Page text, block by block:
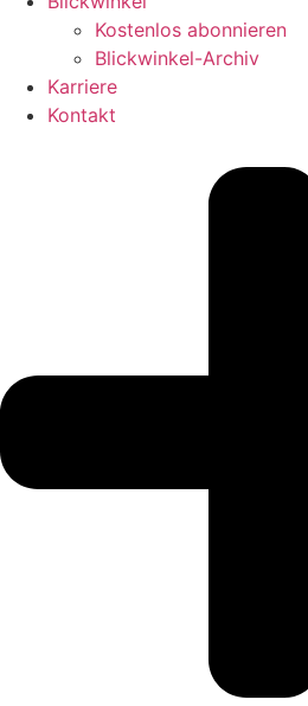
Kostenlos abonnieren
Blickwinkel-Archiv
Karriere
Kontakt